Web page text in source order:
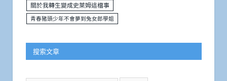
關於我轉生變成史萊姆這檔事
青春豬頭少年不會夢到兔女郎學姐
搜索文章